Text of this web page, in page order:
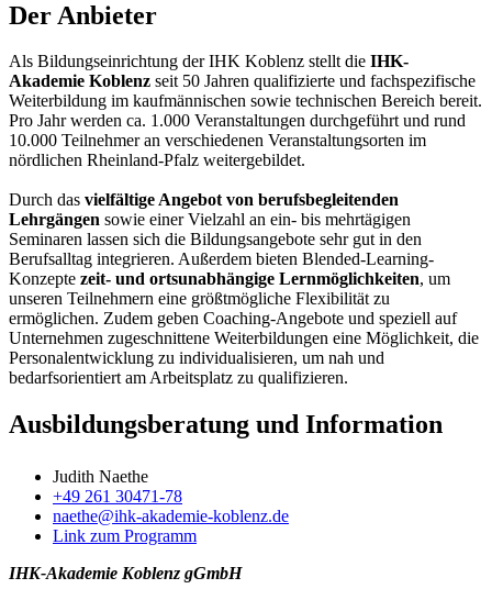
Der Anbieter
Als Bildungseinrichtung der IHK Koblenz stellt die IHK-
Akademie Koblenz seit 50 Jahren qualifizierte und fachspezifische
Weiterbildung im kaufmännischen sowie technischen Bereich bereit.
Pro Jahr werden ca. 1.000 Veranstaltungen durchgeführt und rund
10.000 Teilnehmer an verschiedenen Veranstaltungsorten im
nördlichen Rheinland-Pfalz weitergebildet.
Durch das vielfältige Angebot von berufsbegleitenden
Lehrgängen sowie einer Vielzahl an ein- bis mehrtägigen
Seminaren lassen sich die Bildungsangebote sehr gut in den
Berufsalltag integrieren. Außerdem bieten Blended-Learning-
Konzepte zeit- und ortsunabhängige Lernmöglichkeiten, um
unseren Teilnehmern eine größtmögliche Flexibilität zu
ermöglichen. Zudem geben Coaching-Angebote und speziell auf
Unternehmen zugeschnittene Weiterbildungen eine Möglichkeit, die
Personalentwicklung zu individualisieren, um nah und
bedarfsorientiert am Arbeitsplatz zu qualifizieren.
Ausbildungsberatung und Information
Judith Naethe
+49 261 30471-78
naethe@ihk-akademie-koblenz.de
Link zum Programm
IHK-Akademie Koblenz gGmbH